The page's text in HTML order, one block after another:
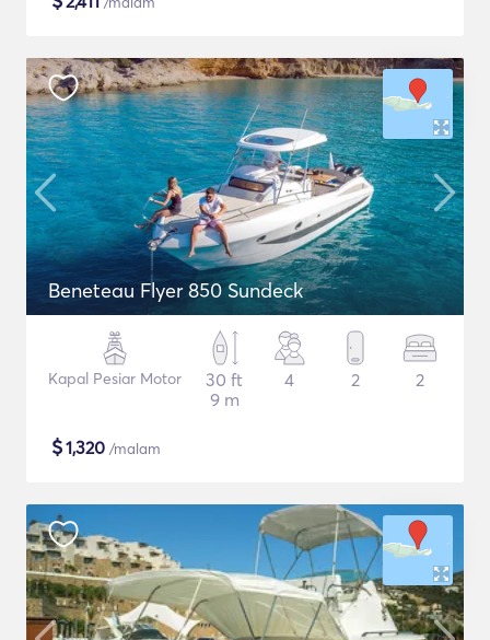
Beneteau Flyer 850 Sundeck
Kapal Pesiar Motor
30 ft
9 m
4 2 2
$1,320 /malam